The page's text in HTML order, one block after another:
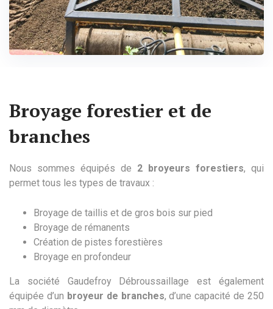
Broyage forestier et de
branches
Nous sommes équipés de 2 broyeurs forestiers, qui
permet tous les types de travaux :
Broyage de taillis et de gros bois sur pied
Broyage de rémanents
Création de pistes forestières
Broyage en profondeur
La société Gaudefroy Débroussaillage est également
équipée d’un broyeur de branches, d’une capacité de 250